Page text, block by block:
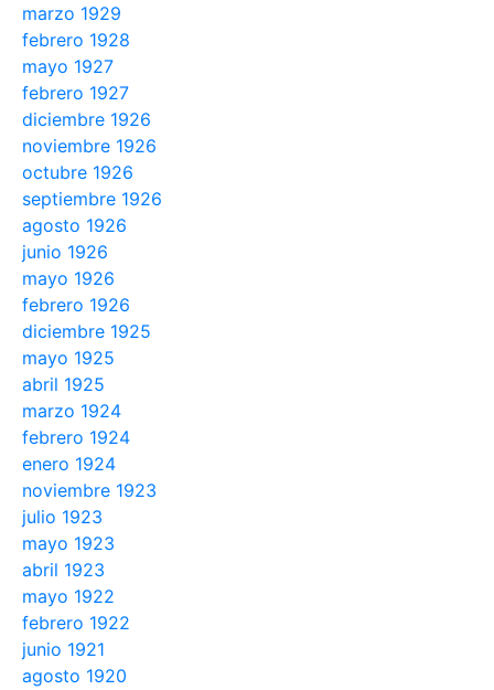
marzo 1929
febrero 1928
mayo 1927
febrero 1927
diciembre 1926
noviembre 1926
octubre 1926
septiembre 1926
agosto 1926
junio 1926
mayo 1926
febrero 1926
diciembre 1925
mayo 1925
abril 1925
marzo 1924
febrero 1924
enero 1924
noviembre 1923
julio 1923
mayo 1923
abril 1923
mayo 1922
febrero 1922
junio 1921
agosto 1920